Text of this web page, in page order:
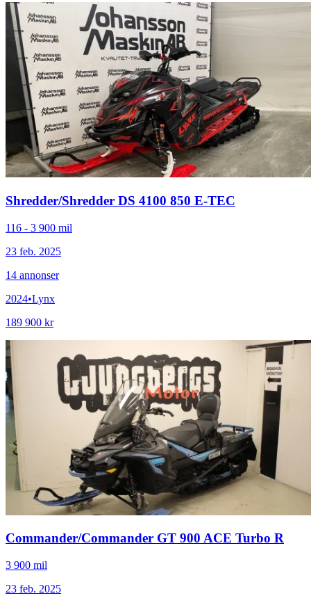
Shredder/Shredder DS 4100 850 E-TEC
116 - 3 900 mil
23 feb. 2025
14 annonser
2024•Lynx
189 900 kr
Commander/Commander GT 900 ACE Turbo R
3 900 mil
23 feb. 2025